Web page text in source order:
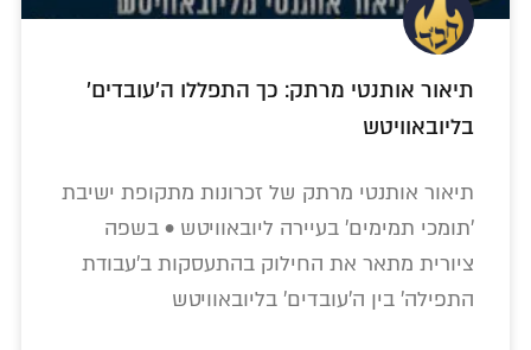
תיאור אותנטי מרתק: כך התפללו ה'עובדים'
בליובאוויטש
תיאור אותנטי מרתק של זכרונות מתקופת ישיבת
'תומכי תמימים' בעיירה ליובאוויטש • בשפה
ציורית מתאר את החילוק בהתעסקות ב'עבודת
התפילה' בין ה'עובדים' בליובאוויטש